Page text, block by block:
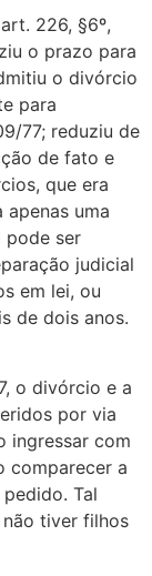
226, §6º,
o prazo para
o divórcio
para
77; reduziu de
de fato e
que era
uma
pode ser
judicial
em lei, ou
de dois anos.
o divórcio e a
por via
ingressar com
comparecer a
Tal
tiver filhos